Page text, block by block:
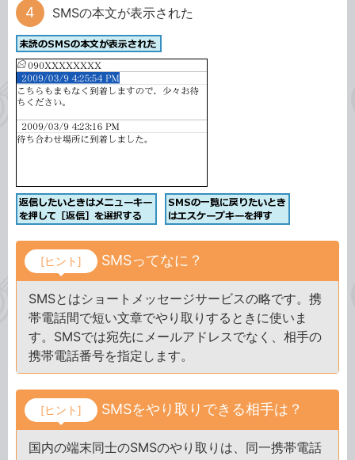
SMSの本文が表示された
[ヒント] SMSってなに？
SMSとはショートメッセージサービスの略です。携
帯電話間で短い文章でやり取りするときに使いま
す。SMSでは宛先にメールアドレスでなく、相手の
携帯電話番号を指定します。
[ヒント] SMSをやり取りできる相手は？
国内の端末同士のSMSのやり取りは、同一携帯電話